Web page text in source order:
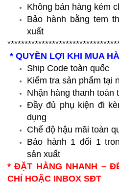
Không bán hàng kém
Bảo hành bằng tem
xuất
* QUYỀN LỢI KHI MUA
Ship Code toàn quốc
Kiểm tra sản phẩm tại
Nhận hàng thanh toán
Đầy đủ phụ kiện đi
dụng
Chế độ hậu mãi toàn
Bảo hành 1 đổi 1
sản xuất
* ĐẶT HÀNG NHANH –
CHỈ HOẶC INBOX SĐT